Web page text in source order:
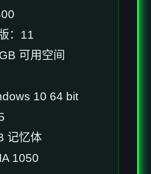
：11
可用空间
10 64 bit
记忆体
1050